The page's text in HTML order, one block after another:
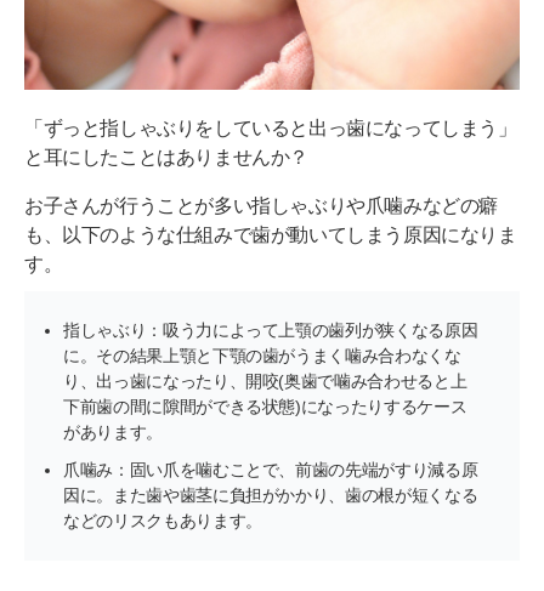
「ずっと指しゃぶりをしていると出っ歯になってしまう」
と耳にしたことはありませんか？
お子さんが行うことが多い指しゃぶりや爪噛みなどの癖
も、以下のような仕組みで歯が動いてしまう原因になりま
す。
指しゃぶり：吸う力によって上顎の歯列が狭くなる原因
に。その結果上顎と下顎の歯がうまく噛み合わなくな
り、出っ歯になったり、開咬(奥歯で噛み合わせると上
下前歯の間に隙間ができる状態)になったりするケース
があります。
爪噛み：固い爪を噛むことで、前歯の先端がすり減る原
因に。また歯や歯茎に負担がかかり、歯の根が短くなる
などのリスクもあります。